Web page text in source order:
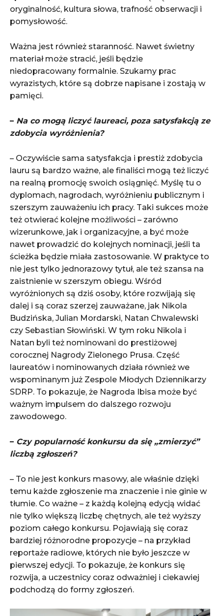
oryginalność, kultura słowa, trafność obserwacji i
pomysłowość.
Ważna jest również staranność. Nawet świetny
materiał może stracić, jeśli będzie
niedopracowany formalnie. Szukamy prac
wyrazistych, które są dobrze napisane i zostają w
pamięci.
– Na co mogą liczyć laureaci, poza satysfakcją ze
zdobycia wyróżnienia?
– Oczywiście sama satysfakcja i prestiż zdobycia
lauru są bardzo ważne, ale finaliści mogą też liczyć
na realną promocję swoich osiągnięć. Myślę tu o
dyplomach, nagrodach, wyróżnieniu publicznym i
szerszym zauważeniu ich pracy. Taki sukces może
też otwierać kolejne możliwości – zarówno
wizerunkowe, jak i organizacyjne, a być może
nawet prowadzić do kolejnych nominacji, jeśli ta
ścieżka będzie miała zastosowanie. W praktyce to
nie jest tylko jednorazowy tytuł, ale też szansa na
zaistnienie w szerszym obiegu. Wśród
wyróżnionych są dziś osoby, które rozwijają się
dalej i są coraz szerzej zauważane, jak Nikola
Budzińska, Julian Mordarski, Natan Chwalewski
czy Sebastian Słowiński. W tym roku Nikola i
Natan byli też nominowani do prestiżowej
corocznej Nagrody Zielonego Prusa. Część
laureatów i nominowanych działa również we
wspominanym już Zespole Młodych Dziennikarzy
SDRP. To pokazuje, że Nagroda Ibisa może być
ważnym impulsem do dalszego rozwoju
zawodowego.
– Czy popularność konkursu da się „zmierzyć”
liczbą zgłoszeń?
– To nie jest konkurs masowy, ale właśnie dzięki
temu każde zgłoszenie ma znaczenie i nie ginie w
tłumie. Co ważne – z każdą kolejną edycją widać
nie tylko większą liczbę chętnych, ale też wyższy
poziom całego konkursu. Pojawiają się coraz
bardziej różnorodne propozycje – na przykład
reportaże radiowe, których nie było jeszcze w
pierwszej edycji. To pokazuje, że konkurs się
rozwija, a uczestnicy coraz odważniej i ciekawiej
podchodzą do formy zgłoszeń.